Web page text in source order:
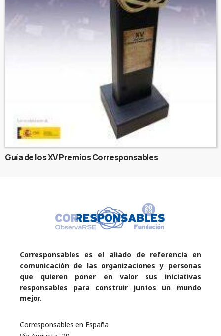
Guía de los XV Premios Corresponsables
Corresponsables es el aliado de referencia en
comunicación de las organizaciones y personas
que quieren poner en valor sus iniciativas
responsables para construir juntos un mundo
mejor.
Corresponsables en España